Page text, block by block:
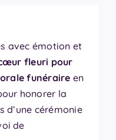
avec émotion et
fleuri pour
funéraire en
honorer la
d’une cérémonie
de